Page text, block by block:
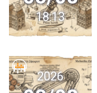
18:13
2026